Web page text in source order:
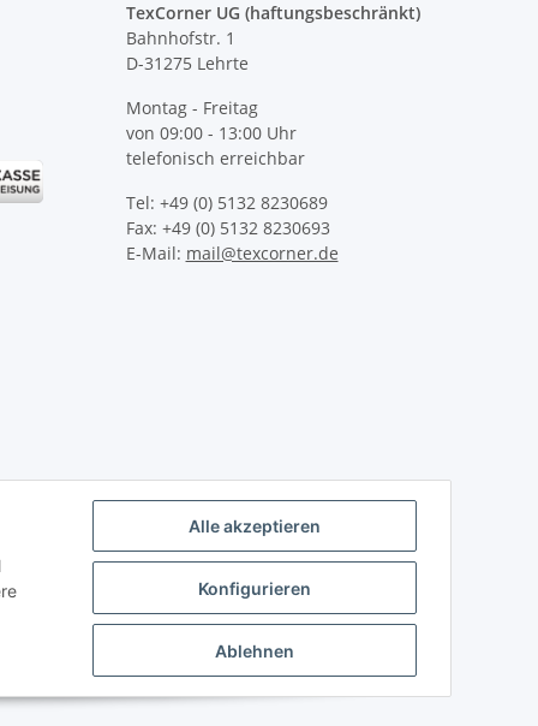
TexCorner UG (haftungsbeschränkt)
Bahnhofstr. 1
D-31275 Lehrte
Montag - Freitag
von 09:00 - 13:00 Uhr
telefonisch erreichbar
Tel: +49 (0) 5132 8230689
Fax: +49 (0) 5132 8230693
E-Mail: mail@texcorner.de
Alle akzeptieren
Konfigurieren
Ablehnen